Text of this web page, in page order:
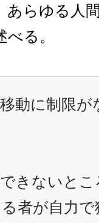
あらゆる人
る。
動に制限
きないと
者が自力